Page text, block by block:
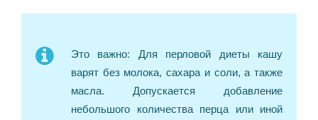
Это важно: Для перловой диеты кашу
варят без молока, сахара и соли, а также
масла. Допускается добавление
небольшого количества перца или иной